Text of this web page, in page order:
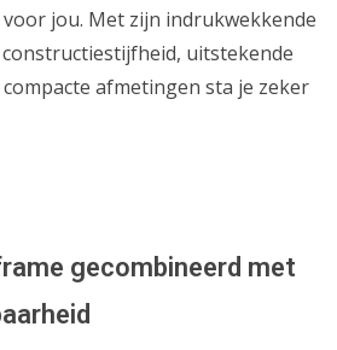
jou. Met zijn indrukwekkende
uitstekende
afmetingen sta je zeker
gecombineerd met